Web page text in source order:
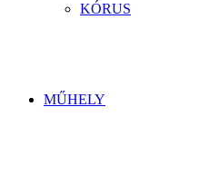
KÓRUS
MŰHELY